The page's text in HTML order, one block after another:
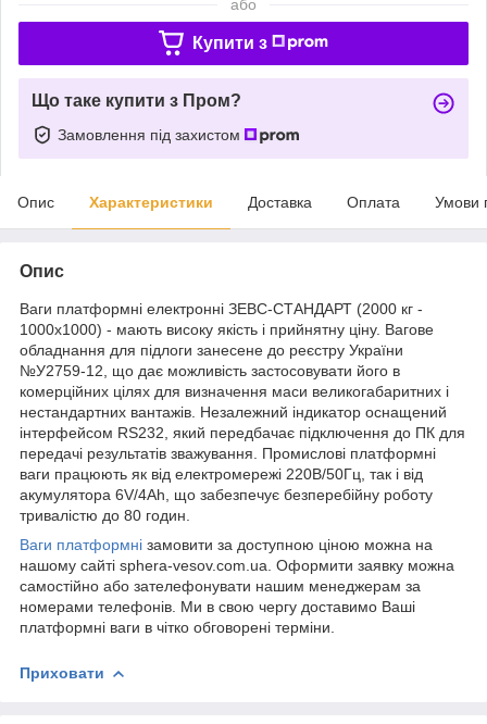
або
Купити з
Що таке купити з Пром?
Замовлення під захистом
Опис Характеристики Доставка Оплата Умови
Опис
Ваги платформні електронні ЗЕВС-СТАНДАРТ (2000 кг -
1000х1000) - мають високу якість і прийнятну ціну. Вагове
обладнання для підлоги занесене до реєстру України
№У2759-12, що дає можливість застосовувати його в
комерційних цілях для визначення маси великогабаритних і
нестандартних вантажів. Незалежний індикатор оснащений
інтерфейсом RS232, який передбачає підключення до ПК для
передачі результатів зважування. Промислові платформні
ваги працюють як від електромережі 220В/50Гц, так і від
акумулятора 6V/4Ah, що забезпечує безперебійну роботу
тривалістю до 80 годин.
Ваги платформні замовити за доступною ціною можна на
нашому сайті sphera-vesov.com.ua. Оформити заявку можна
самостійно або зателефонувати нашим менеджерам за
номерами телефонів. Ми в свою чергу доставимо Ваші
платформні ваги в чітко обговорені терміни.
Приховати